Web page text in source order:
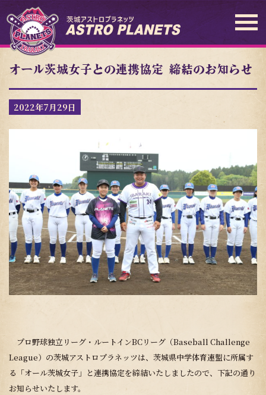
オール茨城女子との連携協定 締結のお知らせ
2022年7月29日
プロ野球独立リーグ・ルートインBCリーグ（Baseball Challenge
League）の茨城アストロプラネッツは、茨城県中学体育連盟に所属す
る「オール茨城女子」と連携協定を締結いたしましたので、下記の通り
お知らせいたします。